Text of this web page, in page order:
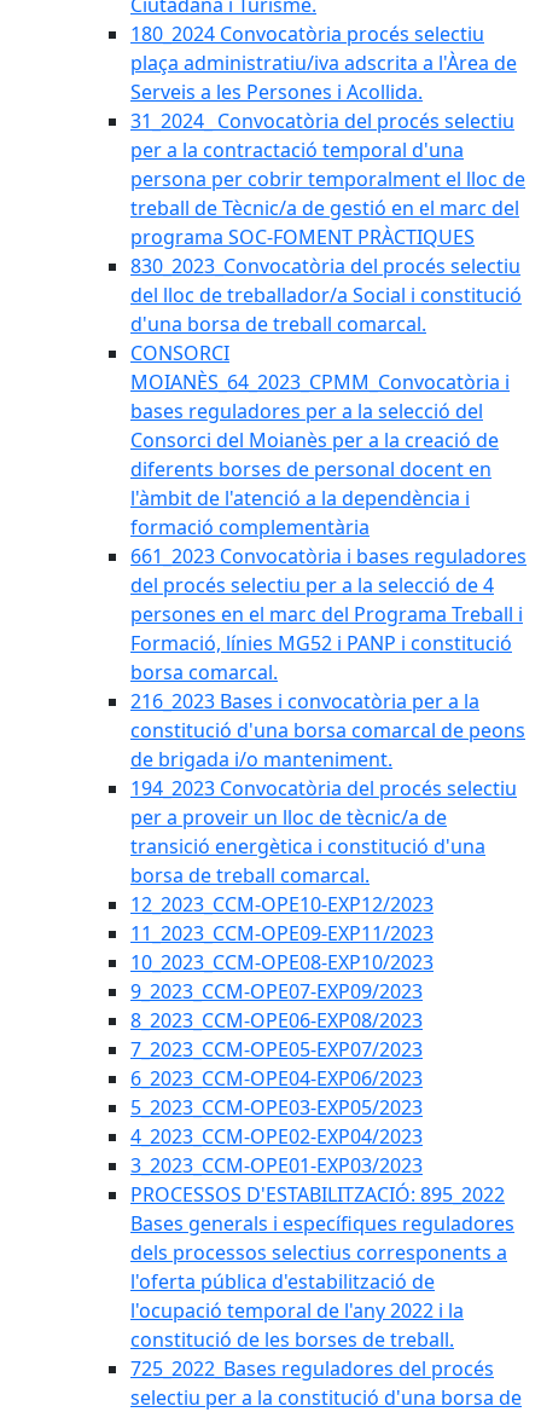
180_2024 Convocatòria procés selectiu
plaça administratiu/iva adscrita a l'Àrea de
Serveis a les Persones i Acollida.
31_2024_ Convocatòria del procés selectiu
per a la contractació temporal d'una
persona per cobrir temporalment el lloc de
treball de Tècnic/a de gestió en el marc del
programa SOC-FOMENT PRÀCTIQUES
830_2023_Convocatòria del procés selectiu
del lloc de treballador/a Social i constitució
d'una borsa de treball comarcal.
CONSORCI
MOIANÈS_64_2023_CPMM_Convocatòria i
bases reguladores per a la selecció del
Consorci del Moianès per a la creació de
diferents borses de personal docent en
l'àmbit de l'atenció a la dependència i
formació complementària
661_2023 Convocatòria i bases reguladores
del procés selectiu per a la selecció de 4
persones en el marc del Programa Treball i
Formació, línies MG52 i PANP i constitució
borsa comarcal.
216_2023 Bases i convocatòria per a la
constitució d'una borsa comarcal de peons
de brigada i/o manteniment.
194_2023 Convocatòria del procés selectiu
per a proveir un lloc de tècnic/a de
transició energètica i constitució d'una
borsa de treball comarcal.
12_2023_CCM-OPE10-EXP12/2023
11_2023_CCM-OPE09-EXP11/2023
10_2023_CCM-OPE08-EXP10/2023
9_2023_CCM-OPE07-EXP09/2023
8_2023_CCM-OPE06-EXP08/2023
7_2023_CCM-OPE05-EXP07/2023
6_2023_CCM-OPE04-EXP06/2023
5_2023_CCM-OPE03-EXP05/2023
4_2023_CCM-OPE02-EXP04/2023
3_2023_CCM-OPE01-EXP03/2023
PROCESSOS D'ESTABILITZACIÓ: 895_2022
Bases generals i específiques reguladores
dels processos selectius corresponents a
l'oferta pública d'estabilització de
l'ocupació temporal de l'any 2022 i la
constitució de les borses de treball.
725_2022_Bases reguladores del procés
selectiu per a la constitució d'una borsa de